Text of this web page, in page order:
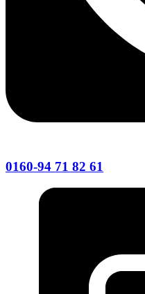
0160-94 71 82 61